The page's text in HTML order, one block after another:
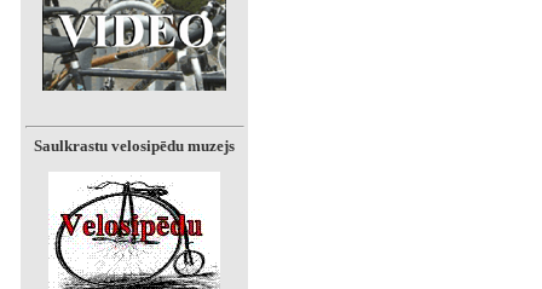
Saulkrastu velosipēdu muzejs